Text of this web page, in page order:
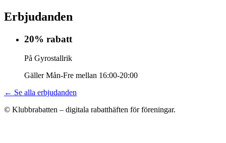
Erbjudanden
20% rabatt
På Gyrostallrik
Gäller Mån-Fre mellan 16:00-20:00
← Se alla erbjudanden
© Klubbrabatten – digitala rabatthäften för föreningar.